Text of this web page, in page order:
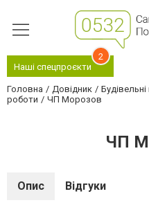
Наші спецпроєкти
2
Головна Довідник Будівельні
роботи
ЧП Морозов
ЧП
Опис Відгуки